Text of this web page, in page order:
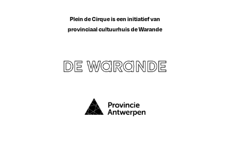
Plein de Cirque is een initiatief van
provinciaal cultuurhuis de Warande